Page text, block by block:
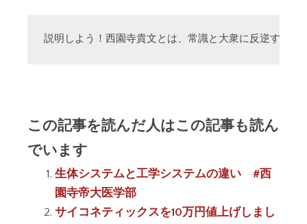
説明しよう！西園寺貴文とは、常識と大衆に反逆する
この記事を読んだ人はこの記事も読ん
でいます
生体システムと工学システムの違い #西
園寺帝大医学部
サイコネティックスを10万円値上げしまし